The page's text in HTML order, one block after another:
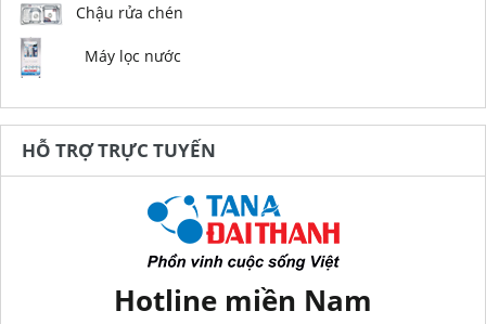
Chậu rửa chén
Máy lọc nước
HỖ TRỢ TRỰC TUYẾN
Hotline miền Nam